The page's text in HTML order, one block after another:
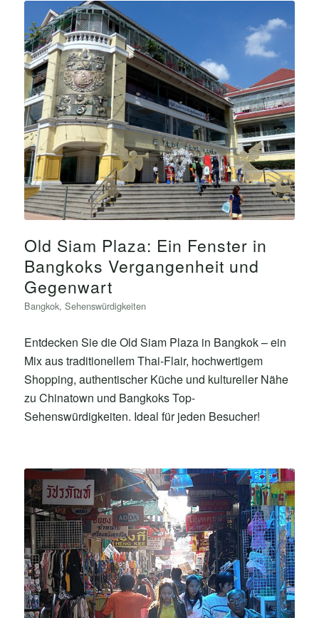
Old Siam Plaza: Ein Fenster in
Bangkoks Vergangenheit und
Gegenwart
Bangkok, Sehenswürdigkeiten
Entdecken Sie die Old Siam Plaza in Bangkok – ein
Mix aus traditionellem Thai-Flair, hochwertigem
Shopping, authentischer Küche und kultureller Nähe
zu Chinatown und Bangkoks Top-
Sehenswürdigkeiten. Ideal für jeden Besucher!